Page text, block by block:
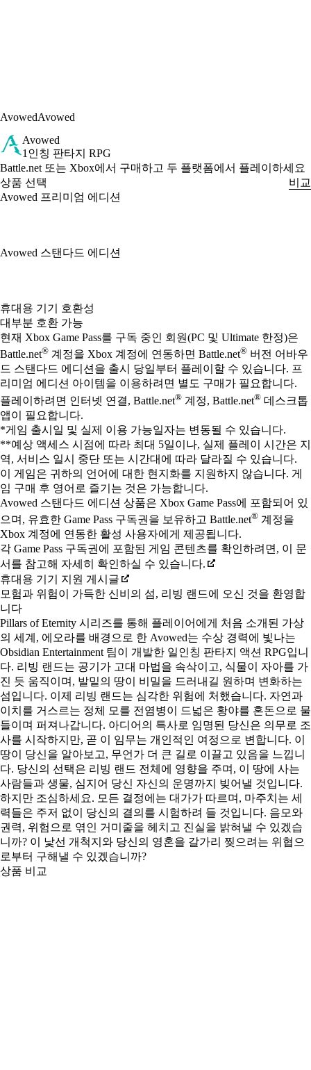
AvowedAvowed
Avowed
1인칭 판타지 RPG
Product Notification
Battle.net 또는 Xbox에서 구매하고 두 플랫폼에서 플레이하세요
상품 선택
비교
Avowed 프리미엄 에디션
Avowed 스탠다드 에디션
Available actions
휴대용 기기 호환성
대부분 호환 가능
현재 Xbox Game Pass를 구독 중인 회원(PC 및 Ultimate 한정)은
Battle.net® 계정을 Xbox 계정에 연동하면 Battle.net® 버전 어바우
드 스탠다드 에디션을 출시 당일부터 플레이할 수 있습니다. 프
리미엄 에디션 아이템을 이용하려면 별도 구매가 필요합니다.
플레이하려면 인터넷 연결, Battle.net® 계정, Battle.net® 데스크톱
앱이 필요합니다.
*게임 출시일 및 실제 이용 가능일자는 변동될 수 있습니다.
**예상 액세스 시점에 따라 최대 5일이나, 실제 플레이 시간은 지
역, 서비스 일시 중단 또는 시간대에 따라 달라질 수 있습니다.
이 게임은 귀하의 언어에 대한 현지화를 지원하지 않습니다. 게
임 구매 후 영어로 즐기는 것은 가능합니다.
Avowed 스탠다드 에디션 상품은 Xbox Game Pass에 포함되어 있
으며, 유효한 Game Pass 구독권을 보유하고 Battle.net® 계정을
Xbox 계정에 연동한 활성 사용자에게 제공됩니다.
각 Game Pass 구독권에 포함된 게임 콘텐츠를 확인하려면, 이 문
서를 참고해 자세히 확인하실 수 있습니다.
휴대용 기기 지원 게시글
모험과 위험이 가득한 신비의 섬, 리빙 랜드에 오신 것을 환영합
니다
Pillars of Eternity 시리즈를 통해 플레이어에게 처음 소개된 가상
의 세계, 에오라를 배경으로 한 Avowed는 수상 경력에 빛나는
Obsidian Entertainment 팀이 개발한 일인칭 판타지 액션 RPG입니
다. 리빙 랜드는 공기가 고대 마법을 속삭이고, 식물이 자아를 가
진 듯 움직이며, 발밑의 땅이 비밀을 드러내길 원하며 변화하는
섬입니다. 이제 리빙 랜드는 심각한 위험에 처했습니다. 자연과
이치를 거스르는 정체 모를 전염병이 드넓은 황야를 혼돈으로 물
들이며 퍼져나갑니다. 아디어의 특사로 임명된 당신은 의무로 조
사를 시작하지만, 곧 이 임무는 개인적인 여정으로 변합니다. 이
땅이 당신을 알아보고, 무언가 더 큰 길로 이끌고 있음을 느낍니
다. 당신의 선택은 리빙 랜드 전체에 영향을 주며, 이 땅에 사는
사람들과 생물, 심지어 당신 자신의 운명까지 빚어낼 것입니다.
하지만 조심하세요. 모든 결정에는 대가가 따르며, 마주치는 세
력들은 주저 없이 당신의 결의를 시험하려 들 것입니다. 음모와
권력, 위험으로 엮인 거미줄을 헤치고 진실을 밝혀낼 수 있겠습
니까? 이 낯선 개척지와 당신의 영혼을 갈가리 찢으려는 위협으
로부터 구해낼 수 있겠습니까?
상품 비교